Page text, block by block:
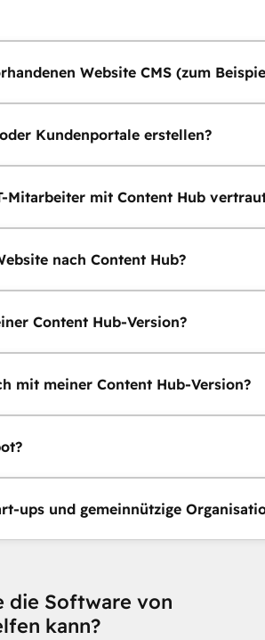
Website CMS (zum
Kundenportale erstellen?
mit Content Hub
nach Content Hub?
Content Hub-Version?
mit meiner Content Hub-Version?
ups und gemeinnützige
die Software von
kann?